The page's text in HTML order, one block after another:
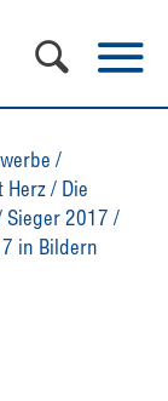
/
Herz/ Die
Sieger 2017 /
in Bildern